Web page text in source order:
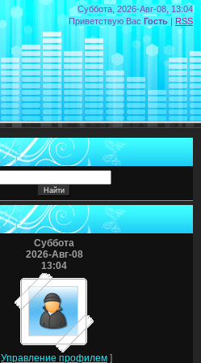
Суббота, 2026-Авг-08, 13:04
Приветствую Вас Гость | RSS
Суббота
2026-Авг-08
13:04
Управление профилем ]